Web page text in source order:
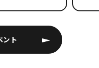
ント